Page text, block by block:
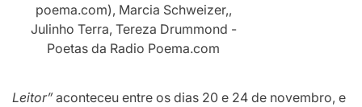
poema.com), Marcia Schweizer,,
Julinho Terra, Tereza Drummond -
Poetas da Radio Poema.com
Leitor”aconteceu entre os dias 20 e 24 de novembro, e